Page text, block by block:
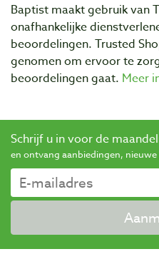
Baptist maakt gebruik van
onafhankelijke
beoordelingen. Trusted
genomen om ervoor te
beoordelingen gaat. Meer
Schrijf u in voor de
en ontvang aanbiedingen,